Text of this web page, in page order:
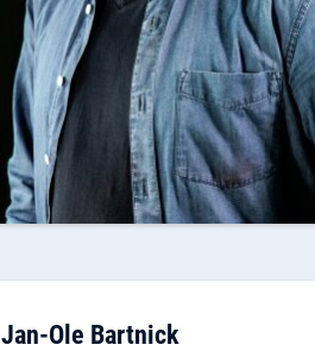
Jan-Ole Bartnick